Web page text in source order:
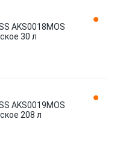
AKS0018MOS
30 л
AKS0019MOS
208 л